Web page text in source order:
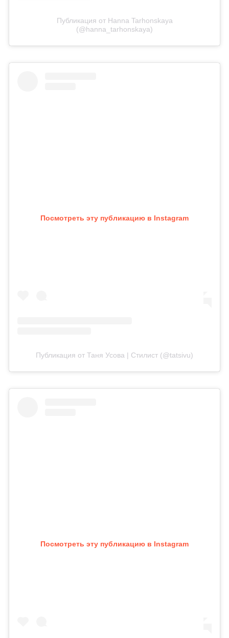
Публикация от Hanna Tarhonskaya
(@hanna_tarhonskaya)
Посмотреть эту публикацию в Instagram
Публикация от Таня Усова | Стилист (@tatsivu)
Посмотреть эту публикацию в Instagram